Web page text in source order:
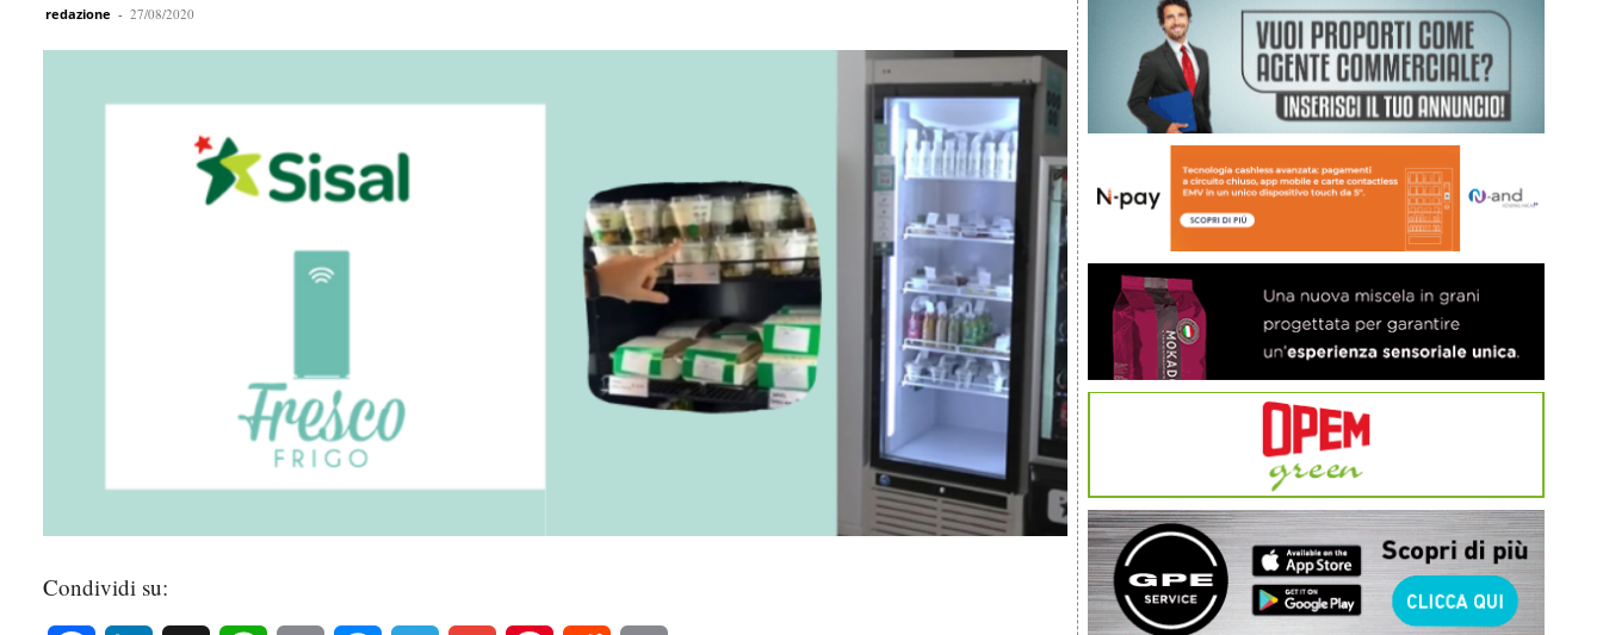
redazione - 27/08/2020
Condividi su: